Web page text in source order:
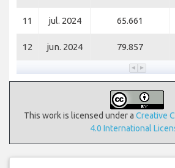
11 jul. 2024 65.661
12 jun. 2024 79.857
This work is licensed under a Creative
4.0 International